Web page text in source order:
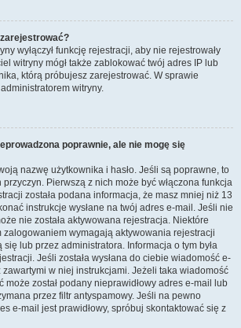
wyłączył funkcję rejestracji, aby nie rejestrowały
witryny mógł także zablokować twój adres IP lub
którą próbujesz zarejestrować. W sprawie
witryny.
poprawnie, ale nie mogę się
nazwę użytkownika i hasło. Jeśli są poprawne, to
przyczyn. Pierwszą z nich może być włączona funkcja
została podana informacja, że masz mniej niż 13
instrukcje wysłane na twój adres e-mail. Jeśli nie
nie została aktywowana rejestracja. Niektóre
zalogowaniem wymagają aktywowania rejestracji
lub przez administratora. Informacja o tym była
Jeśli została wysłana do ciebie wiadomość e-
w niej instrukcjami. Jeżeli taka wiadomość
może został podany nieprawidłowy adres e-mail lub
przez filtr antyspamowy. Jeśli na pewno
e-mail jest prawidłowy, spróbuj skontaktować się z